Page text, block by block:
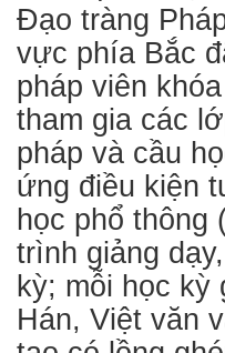
Đạo tràng
vực phía Bắc
pháp viên
tham gia các
pháp và cầu
ứng điều kiện
học phổ
trình giảng
kỳ; mỗi học kỳ
Hán, Việt văn